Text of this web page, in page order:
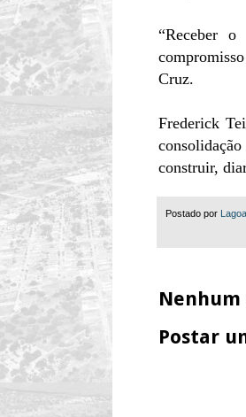
“Receber
Cruz.
Frederick
construir,
Postado por
Postar